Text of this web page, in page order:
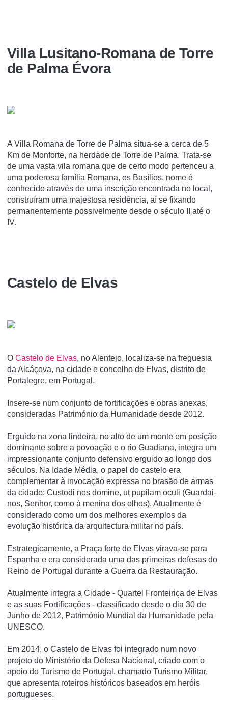
Villa Lusitano-Romana de Torre
de Palma Évora
A Villa Romana de Torre de Palma situa-se a cerca de 5
Km de Monforte, na herdade de Torre de Palma. Trata-se
de uma vasta vila romana que de certo modo pertenceu a
uma poderosa famí­lia Romana, os Basí­lios, nome é
conhecido através de uma inscrição encontrada no local,
construí­ram uma majestosa residência, aí­ se fixando
permanentemente possivelmente desde o século II até o
IV.
Castelo de Elvas
O Castelo de Elvas, no Alentejo, localiza-se na freguesia
da Alcáçova, na cidade e concelho de Elvas, distrito de
Portalegre, em Portugal.
Insere-se num conjunto de fortificações e obras anexas,
consideradas Património da Humanidade desde 2012.
Erguido na zona lindeira, no alto de um monte em posição
dominante sobre a povoação e o rio Guadiana, integra um
impressionante conjunto defensivo erguido ao longo dos
séculos. Na Idade Média, o papel do castelo era
complementar à invocação expressa no brasão de armas
da cidade: Custodi nos domine, ut pupilam oculi (Guardai-
nos, Senhor, como à menina dos olhos). Atualmente é
considerado como um dos melhores exemplos da
evolução histórica da arquitectura militar no paí­s.
Estrategicamente, a Praça forte de Elvas virava-se para
Espanha e era considerada uma das primeiras defesas do
Reino de Portugal durante a Guerra da Restauração.
Atualmente integra a Cidade - Quartel Fronteiriça de Elvas
e as suas Fortificações - classificado desde o dia 30 de
Junho de 2012, Património Mundial da Humanidade pela
UNESCO.
Em 2014, o Castelo de Elvas foi integrado num novo
projeto do Ministério da Defesa Nacional, criado com o
apoio do Turismo de Portugal, chamado Turismo Militar,
que apresenta roteiros históricos baseados em heróis
portugueses.